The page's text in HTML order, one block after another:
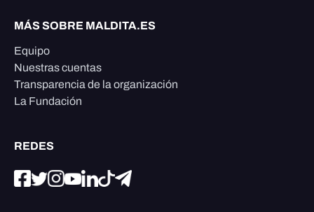
MÁS SOBRE MALDITA.ES
Equipo
Nuestras cuentas
Transparencia de la organización
La Fundación
REDES